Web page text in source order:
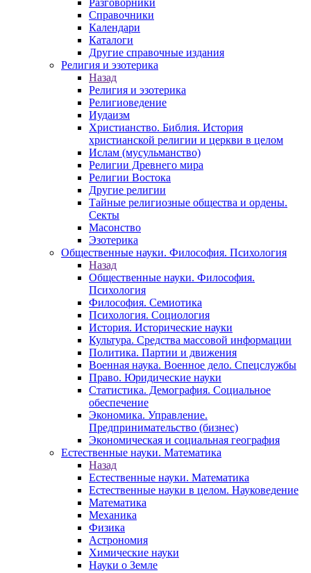
Разговорники
Справочники
Календари
Каталоги
Другие справочные издания
Религия и эзотерика
Назад
Религия и эзотерика
Религиоведение
Иудаизм
Христианство. Библия. История
христианской религии и церкви в целом
Ислам (мусульманство)
Религии Древнего мира
Религии Востока
Другие религии
Тайные религиозные общества и ордены.
Секты
Масонство
Эзотерика
Общественные науки. Философия. Психология
Назад
Общественные науки. Философия.
Психология
Философия. Семиотика
Психология. Социология
История. Исторические науки
Культура. Средства массовой информации
Политика. Партии и движения
Военная наука. Военное дело. Спецслужбы
Право. Юридические науки
Статистика. Демография. Социальное
обеспечение
Экономика. Управление.
Предпринимательство (бизнес)
Экономическая и социальная география
Естественные науки. Математика
Назад
Естественные науки. Математика
Естественные науки в целом. Науковедение
Математика
Механика
Физика
Астрономия
Химические науки
Науки о Земле